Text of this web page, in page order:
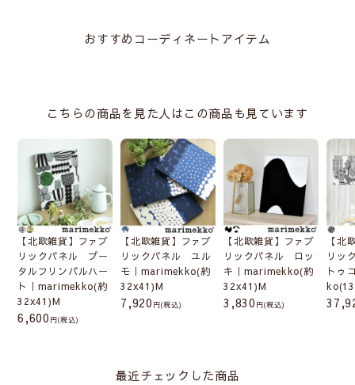
おすすめコーディネートアイテム
こちらの商品を見た人はこの商品も見ています
【北欧雑貨】ファブ
リックパネル プー
タルフリンパルハー
ト｜marimekko(約
32x41)M
6,600 (税込)
【北欧雑貨】ファブ
リックパネル ユル
モ｜marimekko(約
32x41)M
7,920 (税込)
【北欧雑貨】ファブ
リックパネル ロッ
キ｜marimekko(約
32x41)M
3,830 (税込)
【北
リッ
トゥ
最近チェックした商品